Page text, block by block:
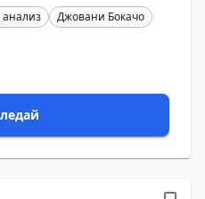
анализ
Джовани Бокачо